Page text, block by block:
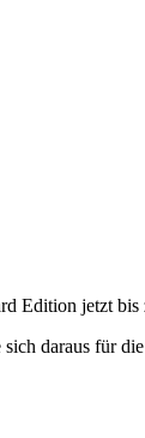
Edition jetzt bis
daraus für